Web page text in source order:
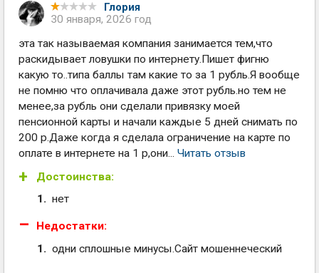
Глория
30 января, 2026 год
эта так называемая компания занимается тем,что
раскидывает ловушки по интернету.Пишет фигню
какую то..типа баллы там какие то за 1 рубль.Я вообще
не помню что оплачивала даже этот рубль.но тем не
менее,за рубль они сделали привязку моей
пенсионной карты и начали каждые 5 дней снимать по
200 р.Даже когда я сделала ограничение на карте по
оплате в интернете на 1 р,они... Читать отзыв
Достоинства:
нет
Недостатки:
одни сплошные минусы.Сайт мошеннеческий